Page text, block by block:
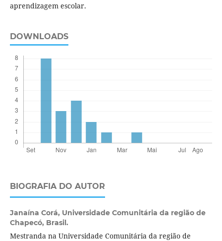
aprendizagem escolar.
DOWNLOADS
BIOGRAFIA DO AUTOR
Janaína Corá, Universidade Comunitária da região de
Chapecó, Brasil.
Mestranda na Universidade Comunitária da região de